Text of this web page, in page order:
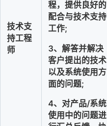
技术支
持工程
师
程，提供良好的
配合与技术支持
工作;
3、解答并解决
客户提出的技术
以及系统使用方
面的问题;
4、对产品/系统
使用中的问题进